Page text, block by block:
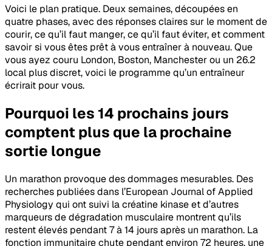
Voici le plan pratique. Deux semaines, découpées en
quatre phases, avec des réponses claires sur le moment de
courir, ce qu’il faut manger, ce qu’il faut éviter, et comment
savoir si vous êtes prêt à vous entraîner à nouveau. Que
vous ayez couru London, Boston, Manchester ou un 26.2
local plus discret, voici le programme qu’un entraîneur
écrirait pour vous.
Pourquoi les 14 prochains jours
comptent plus que la prochaine
sortie longue
Un marathon provoque des dommages mesurables. Des
recherches publiées dans l’European Journal of Applied
Physiology qui ont suivi la créatine kinase et d’autres
marqueurs de dégradation musculaire montrent qu’ils
restent élevés pendant 7 à 14 jours après un marathon. La
fonction immunitaire chute pendant environ 72 heures, une